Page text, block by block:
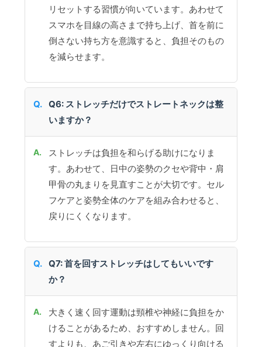
リセットする習慣が向いています。あわせて
スマホを目線の高さまで持ち上げ、首を前に
倒さない持ち方を意識すると、負担そのもの
を減らせます。
Q6: ストレッチだけでストレートネックは整
いますか？
ストレッチは負担を和らげる助けになりま
す。あわせて、日中の姿勢のクセや背中・肩
甲骨の丸まりを見直すことが大切です。セル
フケアと姿勢全体のケアを組み合わせると、
戻りにくくなります。
Q7: 首を回すストレッチはしてもいいです
か？
大きく速く回す運動は頸椎や神経に負担をか
けることがあるため、おすすめしません。回
すよりも、あご引きや左右にゆっくり向ける